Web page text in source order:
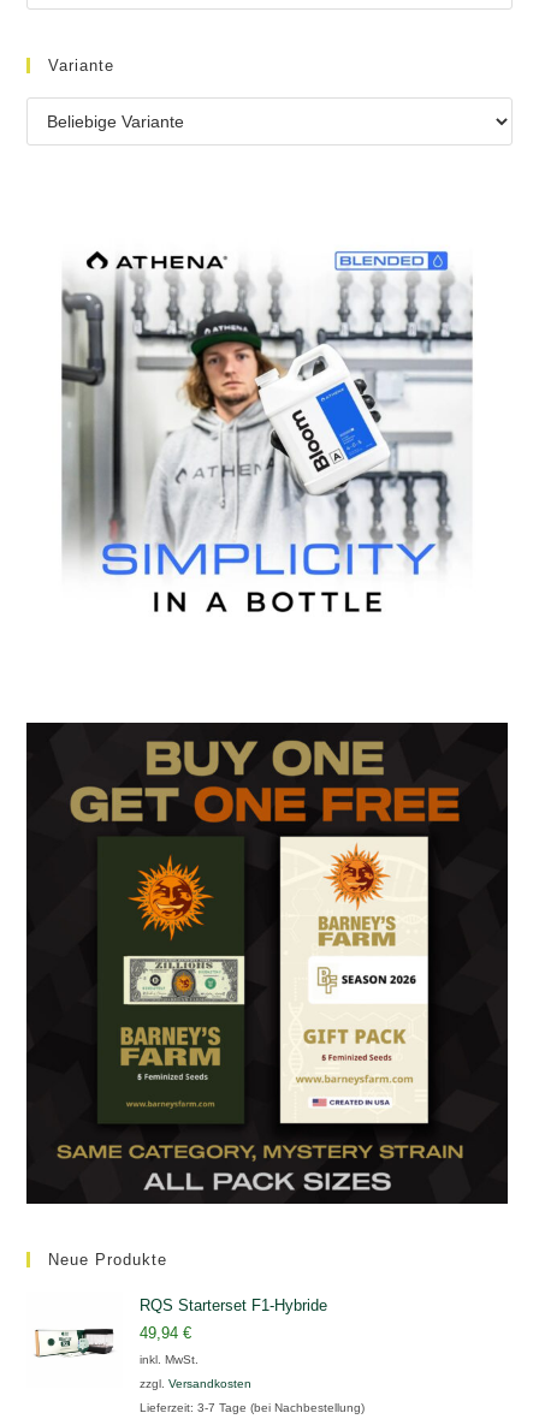
Variante
Neue Produkte
RQS Starterset F1-Hybride
49,94€
inkl. MwSt.
zzgl.Versandkosten
Lieferzeit:3-7 Tage (bei Nachbestellung)